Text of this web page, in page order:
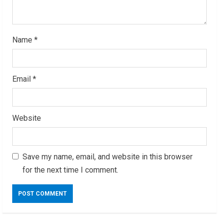
Name *
Email *
Website
Save my name, email, and website in this browser
for the next time I comment.